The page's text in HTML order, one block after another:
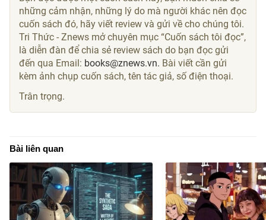
những cảm nhận, những lý do mà người khác nên đọc
cuốn sách đó, hãy viết review và gửi về cho chúng tôi.
Tri Thức - Znews mở chuyên mục “Cuốn sách tôi đọc”,
là diễn đàn để chia sẻ review sách do bạn đọc gửi
đến qua Email: books@znews.vn. Bài viết cần gửi
kèm ảnh chụp cuốn sách, tên tác giả, số điện thoại.
Trân trọng.
Bài liên quan